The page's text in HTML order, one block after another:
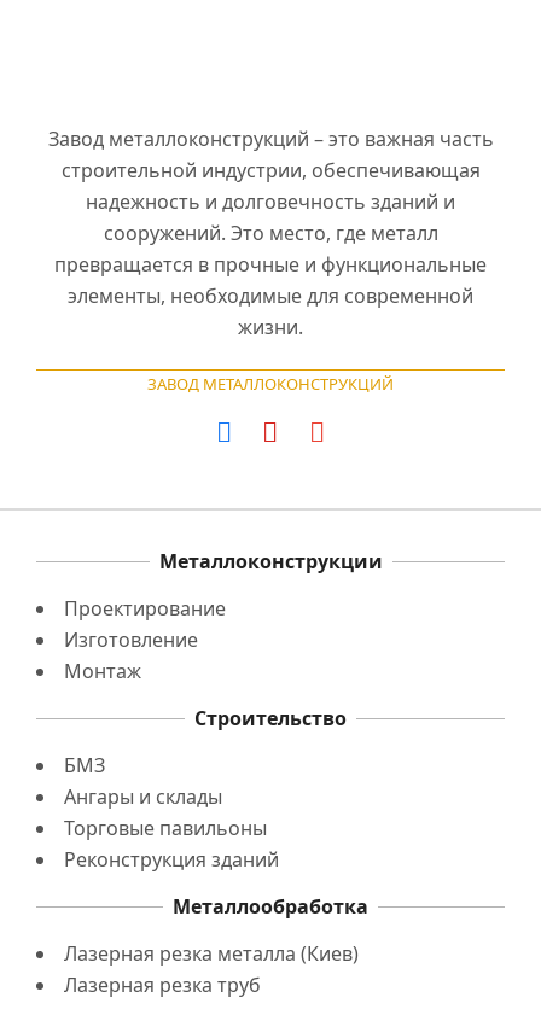
Завод металлоконструкций – это важная часть
строительной индустрии, обеспечивающая
надежность и долговечность зданий и
сооружений. Это место, где металл
превращается в прочные и функциональные
элементы, необходимые для современной
жизни.
ЗАВОД МЕТАЛЛОКОНСТРУКЦИЙ
Металлоконструкции
Проектирование
Изготовление
Монтаж
Строительство
БМЗ
Ангары и склады
Торговые павильоны
Реконструкция зданий
Металлообработка
Лазерная резка металла (Киев)
Лазерная резка труб